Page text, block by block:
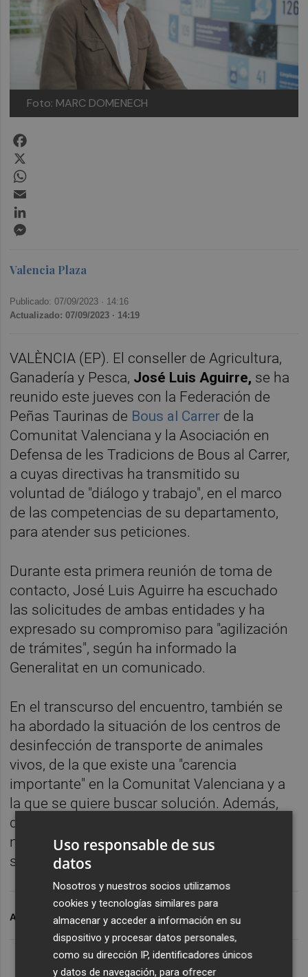
Foto: MARC DOMENECH
Valencia Plaza
Publicado: 07/09/2023 · 14:16
Actualizado: 07/09/2023 · 14:19
VALÈNCIA (EP). El conseller de Agricultura,
Ganadería y Pesca, José Luis Aguirre, se ha
reunido este jueves con la Federación de
Peñas Taurinas de Bous al Carrer de la
Comunitat Valenciana y la Asociación en
Defensa de les Tradicions de Bous al Carrer,
a cuyas directivas ha transmitido su
voluntad de "diálogo y trabajo", en el marco
de las competencias de su departamento,
para atender sus peticiones.
Durante esta primera reunión de toma de
contacto, José Luis Aguirre ha escuchado
las solicitudes de ambas entidades y ha
expresado su compromiso para "agilización
de trámites", según ha informado la
Generalitat en un comunicado.
En el transcurso del encuentro, también se
ha abordado la situación de los centros de
desinfección de transporte de animales
vivos, de la que existe una "carencia
importante" en la Comunitat Valenciana y a
la que se quiere buscar solución. Además,
desde las asociaciones se ha planteado la
necesidad de tomar medidas para apoyar al
sector.
ARCHIVADO EN BOUS AL CARRER
Uso responsable de sus
datos
Nosotros y nuestros socios utilizamos
cookies y tecnologías similares para
almacenar y acceder a información en su
dispositivo y procesar datos personales,
como su dirección IP, identificadores únicos
y datos de navegación, para ofrecer